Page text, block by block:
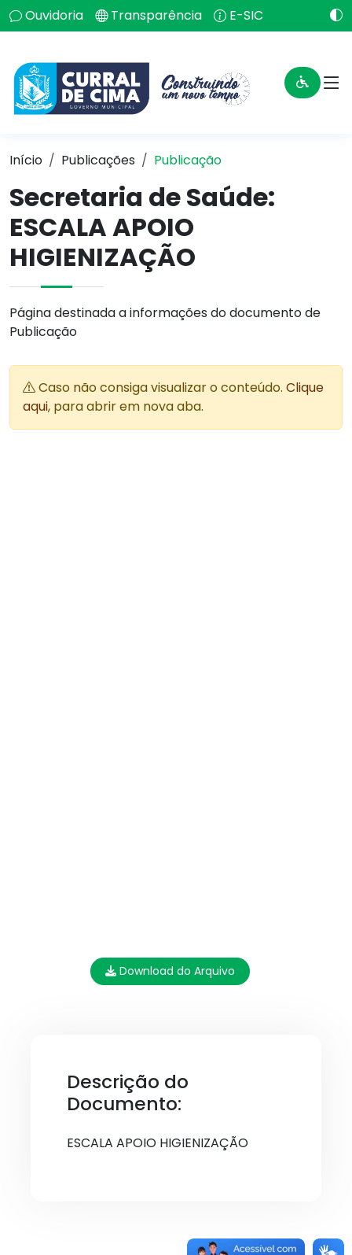
Ouvidoria Transparência E-SIC
Início Publicações Publicação
Secretaria de Saúde:
ESCALA APOIO
HIGIENIZAÇÃO
Página destinada a informações do documento de
Publicação
Caso não consiga visualizar o conteúdo. Clique
aqui, para abrir em nova aba.
Download do Arquivo
Descrição do
Documento:
ESCALA APOIO HIGIENIZAÇÃO